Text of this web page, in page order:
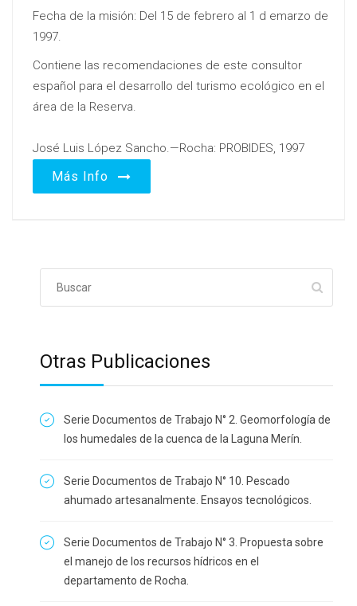
Fecha de la misión: Del 15 de febrero al 1 d emarzo de
1997.
Contiene las recomendaciones de este consultor
español para el desarrollo del turismo ecológico en el
área de la Reserva.
José Luis López Sancho.—Rocha: PROBIDES, 1997
Más Info
Otras Publicaciones
Serie Documentos de Trabajo N° 2. Geomorfología de
los humedales de la cuenca de la Laguna Merín.
Serie Documentos de Trabajo N° 10. Pescado
ahumado artesanalmente. Ensayos tecnológicos.
Serie Documentos de Trabajo N° 3. Propuesta sobre
el manejo de los recursos hídricos en el
departamento de Rocha.